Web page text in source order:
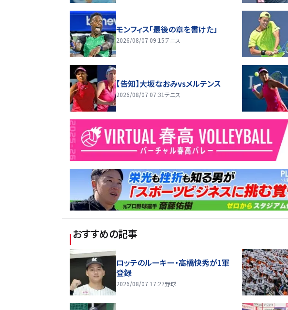
モンフィス「最後の章を書けた」
2026/08/07 09:15テニス
【告知】大坂なおみvsメルテンス
2026/08/07 07:31テニス
おすすめの記事
ロッテのルーキー・高橋快秀が1軍
登録
2026/08/07 17:27野球